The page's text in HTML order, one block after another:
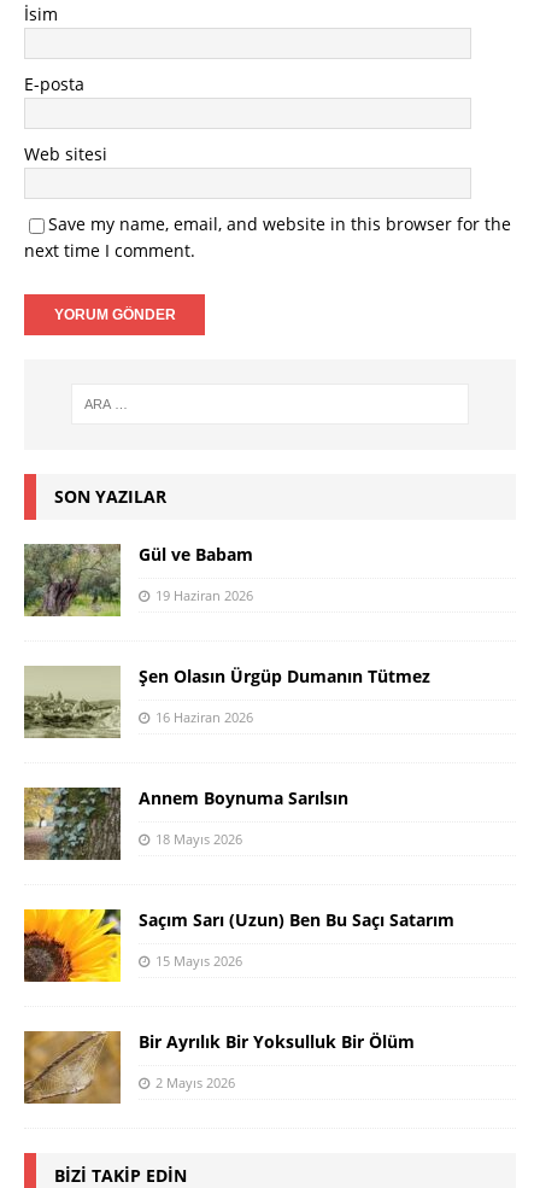
İsim
E-posta
Web sitesi
Save my name, email, and website in this browser for the
next time I comment.
SON YAZILAR
Gül ve Babam
19 Haziran 2026
Şen Olasın Ürgüp Dumanın Tütmez
16 Haziran 2026
Annem Boynuma Sarılsın
18 Mayıs 2026
Saçım Sarı (Uzun) Ben Bu Saçı Satarım
15 Mayıs 2026
Bir Ayrılık Bir Yoksulluk Bir Ölüm
2 Mayıs 2026
BIZI TAKIP EDIN